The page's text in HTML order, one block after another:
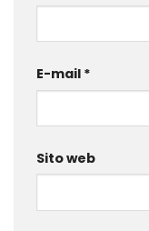
E-mail *
Sito web